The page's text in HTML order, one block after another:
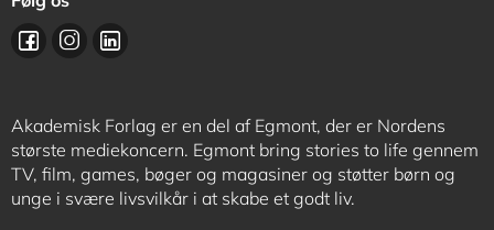
Akademisk Forlag er en del af Egmont, der er Nordens
største mediekoncern. Egmont bring stories to life gennem
TV, film, games, bøger og magasiner og støtter børn og
unge i svære livsvilkår i at skabe et godt liv.